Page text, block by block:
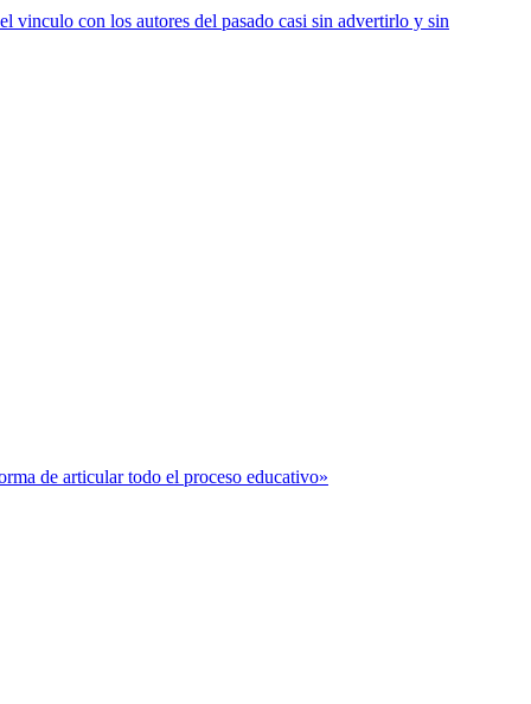
vinculo con los autores del pasado casi sin advertirlo y sin
de articular todo el proceso educativo»